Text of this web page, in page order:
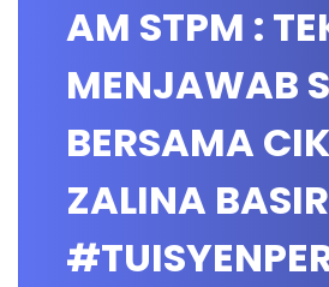
AM STPM :
MENJAWAB
BERSAMA
ZALINA